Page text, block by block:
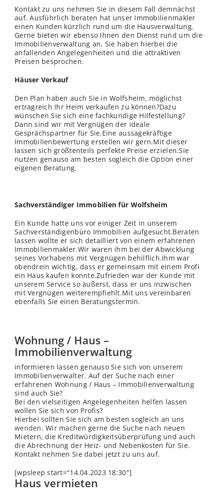
Kontakt zu uns nehmen Sie in diesem Fall demnächst
auf. Ausführlich beraten hat unser Immobilienmakler
einen Kunden kürzlich rund um die Hausverwaltung.
Gerne bieten wir ebenso Ihnen den Dienst rund um die
Immobilienverwaltung an. Sie haben hierbei die
anfallenden Angelegenheiten und die attraktiven
Preisen besprochen.
Häuser Verkauf
Den Plan haben auch Sie in Wolfsheim, möglichst
ertragreich Ihr Heim verkaufen zu können?Dazu
wünschen Sie sich eine fachkundige Hilfestellung?
Dann sind wir mit Vergnügen der ideale
Gesprächspartner für Sie.Eine aussagekräftige
Immobilienbewertung erstellen wir gern.Mit dieser
lassen sich größtenteils perfekte Preise erzielen.Sie
nutzen genauso am besten sogleich die Option einer
eigenen Beratung.
Sachverständiger Immobilien für Wolfsheim
Ein Kunde hatte uns vor einiger Zeit in unserem
Sachverständigenbüro Immobilien aufgesucht.Beraten
lassen wollte er sich detailliert von einem erfahrenen
Immobilienmakler.Wir waren ihm bei der Abwicklung
seines Vorhabens mit Vergnügen behilflich.Ihm war
obendrein wichtig, dass er gemeinsam mit einem Profi
ein Haus kaufen konnte.Zufrieden war der Kunde mit
unserem Service so äußerst, dass er uns inzwischen
mit Vergnügen weiterempfiehlt.Mit uns vereinbaren
ebenfalls Sie einen Beratungstermin.
Wohnung / Haus –
Immobilienverwaltung
informieren lassen genauso Sie sich von unserem
Immobilienverwalter. Auf der Suche nach einer
erfahrenen Wohnung / Haus – Immobilienverwaltung
sind auch Sie?
Bei den vielseitigen Angelegenheiten helfen lassen
wollen Sie sich von Profis?
Hierbei sollten Sie sich am besten sogleich an uns
wenden. Wir machen gerne die Suche nach neuen
Mietern, die Kreditwürdigkeitsüberprüfung und auch
die Abrechnung der Heiz- und Nebenkosten für Sie.
Kontakt nehmen Sie dabei jetzt zu uns auf.
[wpsleep start="14.04.2023 18:30"]
Haus vermieten